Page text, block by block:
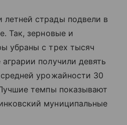
страды подвели в
Так, зерновые и
убраны с трех тысяч
получили девять
урожайности 30
темпы показывают
муниципальные